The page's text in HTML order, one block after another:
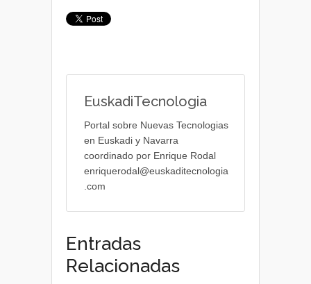
EuskadiTecnologia
Portal sobre Nuevas Tecnologias
en Euskadi y Navarra
coordinado por Enrique Rodal
enriquerodal@euskaditecnologia
.com
Entradas
Relacionadas